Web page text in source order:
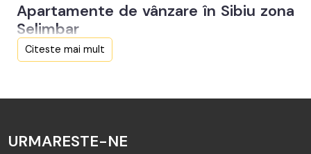
Apartamente de vânzare în Sibiu zona Vasile Aaron
Apartamente de vânzare în Sibiu zona Strand
Apartamente de vânzare în Sibiu zona Valea Aurie
Apartamente de vânzare în Sibiu zona Lazaret
Apartamente de vânzare în Sibiu zona
Selimbar
Citeste mai mult
URMARESTE-NE